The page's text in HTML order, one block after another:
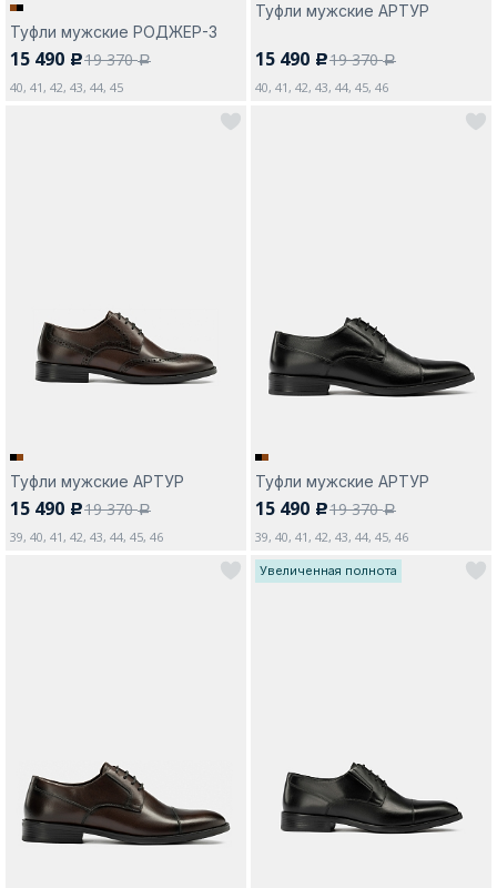
Туфли мужские РОДЖЕР-3
15 490 c19 370a
40, 41, 42, 43, 44, 45
Туфли мужские АРТУР
15 490 c19 370a
40, 41, 42, 43, 44, 45, 46
Туфли мужские АРТУР
15 490 c19 370a
39, 40, 41, 42, 43, 44, 45, 46
Туфли мужские АРТУР
15 490 c19 370a
39, 40, 41, 42, 43, 44, 45, 46
Увеличенная полнота